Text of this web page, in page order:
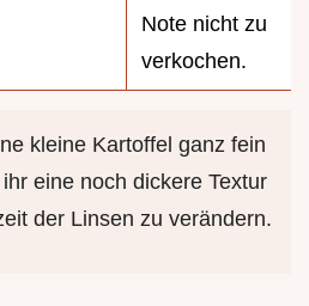
Note nicht zu
verkochen.
kleine Kartoffel ganz fein
eine noch dickere Textur
der Linsen zu verändern.